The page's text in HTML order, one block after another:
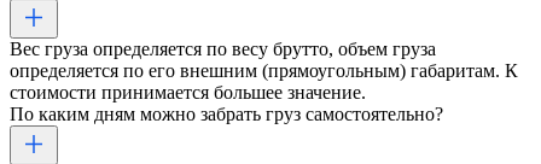
Вес груза определяется по весу брутто, объем груза
определяется по его внешним (прямоугольным) габаритам. К
стоимости принимается большее значение.
По каким дням можно забрать груз самостоятельно?